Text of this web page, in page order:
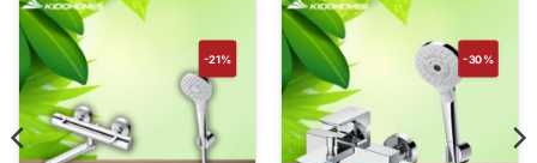
-21% -30%